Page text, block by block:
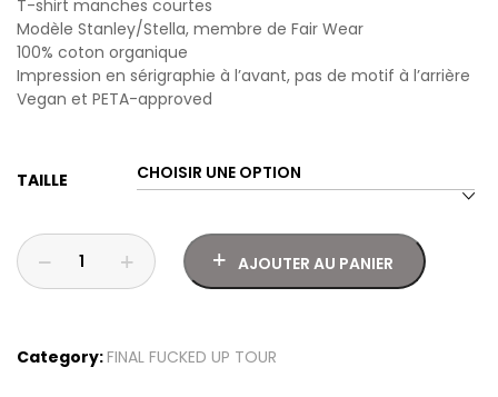
T-shirt manches courtes
Modèle Stanley/Stella, membre de Fair Wear
100% coton organique
Impression en sérigraphie à l’avant, pas de motif à l’arrière
Vegan et PETA-approved
TAILLE
AJOUTER AU PANIER
Category:FINAL FUCKED UP TOUR